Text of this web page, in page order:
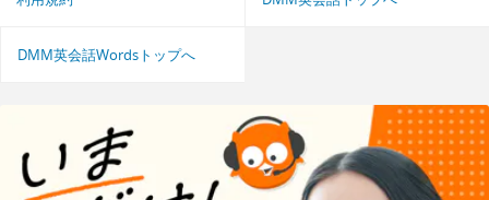
DMM英会話Wordsトップへ